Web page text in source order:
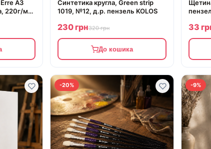
А3
220г/м2,
Синтетика кругла, Green strip
1019, №12, д.р. пензель KOLOS
230 грн320 грн
До кошика
33
-20% -9%